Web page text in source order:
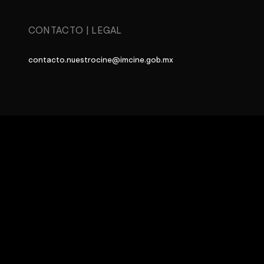
CONTACTO LEGAL
contacto.nuestrocine@imcine.gob.mx